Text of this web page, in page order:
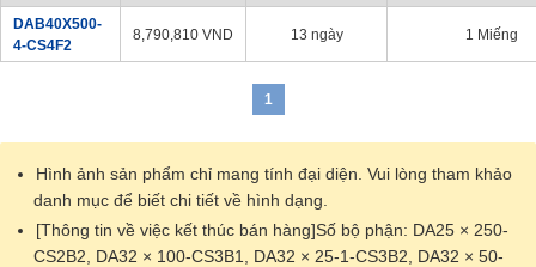
・ Tương thích với các thiết bị khí nén và dây chuyền sản xuất
trong mọi ngành nghề
DAB40X500-
4-CS4F2
8,790,810 VND 13 ngày 1 Miếng
1
Hình ảnh sản phẩm chỉ mang tính đại diện. Vui lòng tham khảo
danh mục để biết chi tiết về hình dạng.
[Thông tin về việc kết thúc bán hàng]Số bộ phận: DA25 × 250-
CS2B2, DA32 × 100-CS3B1, DA32 × 25-1-CS3B2, DA32 × 50-